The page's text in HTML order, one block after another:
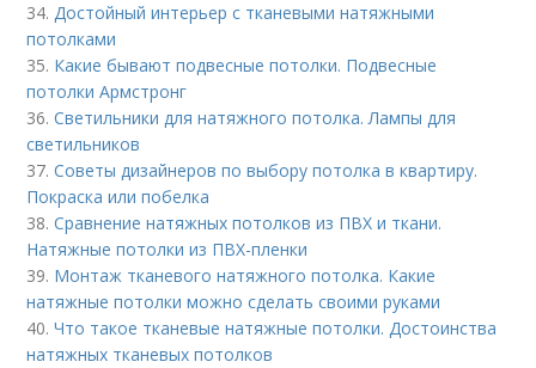
34.Достойный интерьер с тканевыми натяжными
потолками
35. Какие бывают подвесные потолки. Подвесные
потолки Армстронг
36.Светильники для натяжного потолка. Лампы для
светильников
37.Советы дизайнеров по выбору потолка в квартиру.
Покраска или побелка
38.Сравнение натяжных потолков из ПВХ и ткани.
Натяжные потолки из ПВХ-пленки
39. Монтаж тканевого натяжного потолка. Какие
натяжные потолки можно сделать своими руками
40.Что такое тканевые натяжные потолки. Достоинства
натяжных тканевых потолков